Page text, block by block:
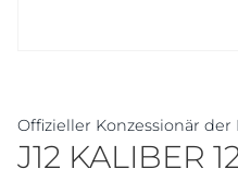
Offizieller Konzessionär der
J12 KALIBER